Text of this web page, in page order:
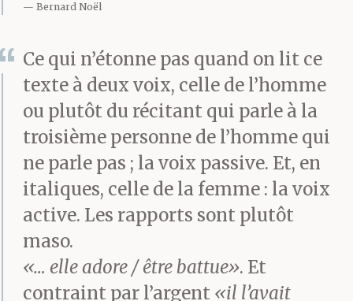
Bernard Noël
Ce qui n’étonne pas quand on lit ce
texte à deux voix, celle de l’homme
ou plutôt du récitant qui parle à la
troisième personne de l’homme qui
ne parle pas ; la voix passive. Et, en
italiques, celle de la femme : la voix
active. Les rapports sont plutôt
maso.
«… elle adore / être battue». Et
contraint par l’argent «il l’avait